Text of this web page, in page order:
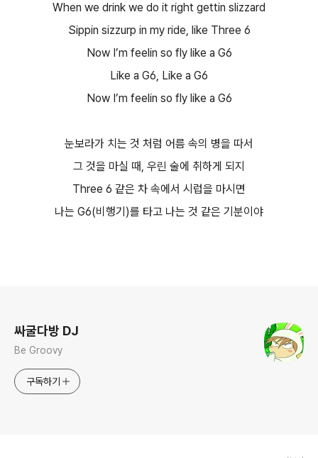
When we drink we do it right gettin slizzard
Sippin sizzurp in my ride, like Three 6
Now I’m feelin so fly like a G6
Like a G6, Like a G6
Now I’m feelin so fly like a G6
눈보라가 치는 것 처럼 어름 속의 병을 따서
그 것을 마실 때, 우린 술에 취하게 되지
Three 6 같은 차 속에서 시럽을 마시면
나는 G6(비행기)를 타고 나는 것 같은 기분이야
싸굴다방 DJ
Be Groovy
구독하기